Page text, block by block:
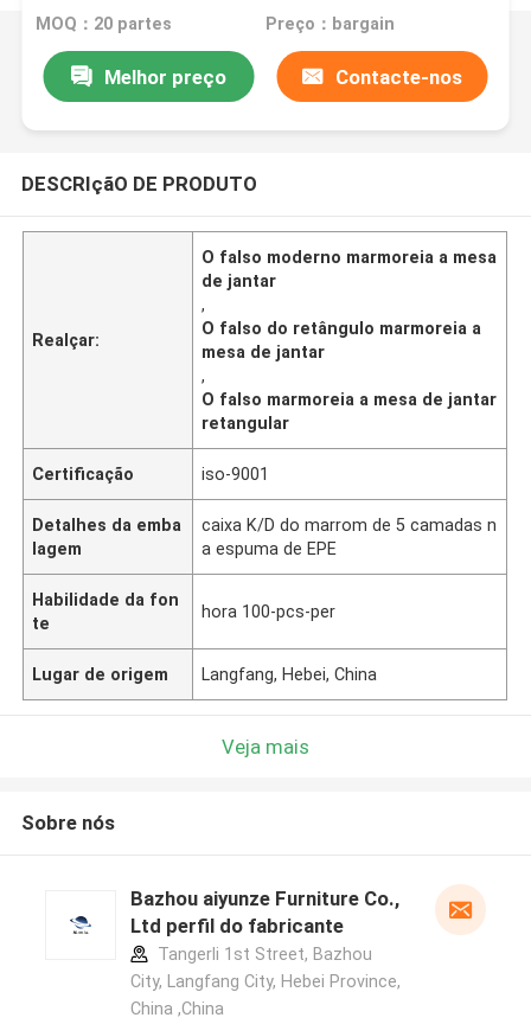
ouro da mesa de jantar
MOQ：20 partes Preço：bargain
Melhor preço Contacte-nos
DESCRIçãO DE PRODUTO
Realçar:
O falso moderno marmoreia a mesa
de jantar
,
O falso do retângulo marmoreia a
mesa de jantar
,
O falso marmoreia a mesa de jantar
retangular
Certificação iso-9001
Detalhes da emba
lagem
caixa K/D do marrom de 5 camadas n
a espuma de EPE
Habilidade da fon
te
hora 100-pcs-per
Lugar de origem Langfang, Hebei, China
Veja mais
Sobre nós
Bazhou aiyunze Furniture Co.,
Ltd perfil do fabricante
Tangerli 1st Street, Bazhou
City, Langfang City, Hebei Province,
China ,China